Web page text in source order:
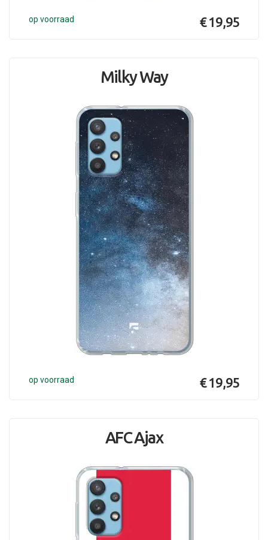
op voorraad € 19,95
Milky Way
op voorraad € 19,95
AFC Ajax